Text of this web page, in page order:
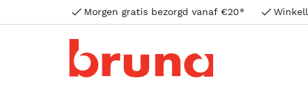
Morgen gratis bezorgd vanaf €20*